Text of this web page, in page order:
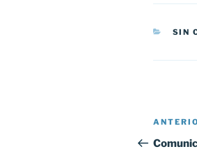
SIN
de
Entrada